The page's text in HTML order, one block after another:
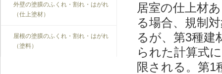
外壁の塗膜のふくれ・割れ・はがれ
（仕上塗材）
屋根の塗膜のふくれ・割れ・はがれ
（塗料）
居室の仕上材
る場合、規制
るが、第3種建
られた計算式
限される。第1